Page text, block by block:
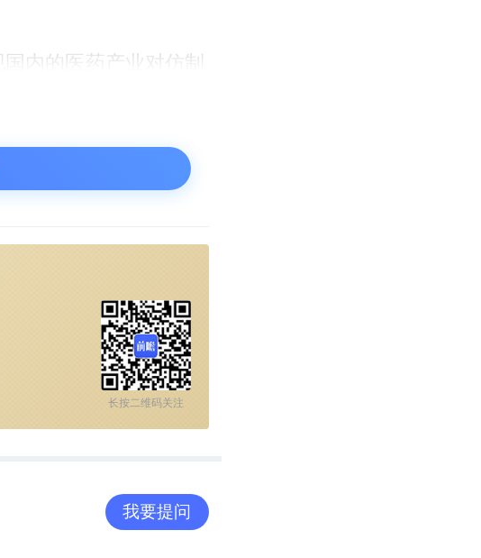
内的医药产业对仿制
，正想着回国大干一
等跨国药企合作，逐
企业，先后将五个1.1
略合作关系。
开她所热爱的制药一
的医疗公司的投资，
长按二维码关注
我要提问